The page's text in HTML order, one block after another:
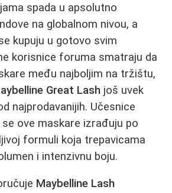
spada u apsolutno
na globalnom nivou, a
kupuju u gotovo svim
korisnice foruma smatraju da
među najboljim na tržištu,
Great Lash još uvek
najprodavanijih. Učesnice
ove maskare izrađuju po
formuli koja trepavicama
i intenzivnu boju.
Maybelline Lash